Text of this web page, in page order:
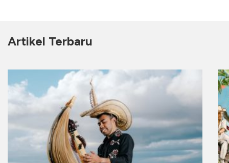
Artikel Terbaru